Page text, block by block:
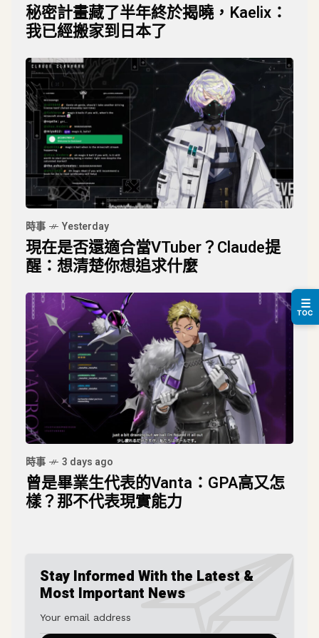
秘密計畫藏了半年終於揭曉，Kaelix：
我已經搬家到日本了
時事 Yesterday
現在是否還適合當VTuber？Claude提
醒：想清楚你想追求什麼
時事 3 days ago
曾是畢業生代表的Vanta：GPA高又怎
樣？那不代表現實能力
Stay Informed With the Latest &
Most Important News
☰
TOC